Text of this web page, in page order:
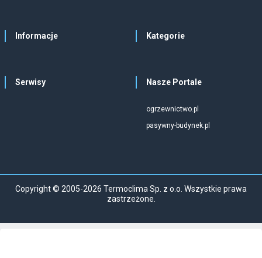
Informacje Kategorie
Serwisy Nasze Portale
ogrzewnictwo.pl
pasywny-budynek.pl
Copyright © 2005-2026 Termoclima Sp. z o.o. Wszystkie prawa
zastrzeżone.